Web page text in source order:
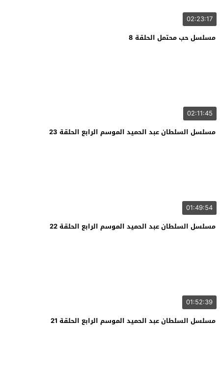
02:23:17
مسلسل حب محتمل الحلقة 8
02:11:45
مسلسل السلطان عبد الحميد الموسم الرابع الحلقة 23
01:49:54
مسلسل السلطان عبد الحميد الموسم الرابع الحلقة 22
01:52:39
مسلسل السلطان عبد الحميد الموسم الرابع الحلقة 21